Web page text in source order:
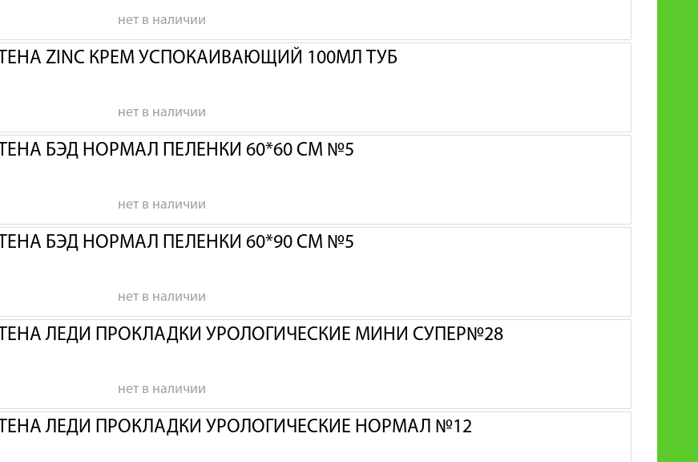
нет в наличии
ТЕНА ZINC КРЕМ УСПОКАИВАЮЩИЙ 100МЛ ТУБ
нет в наличии
ТЕНА БЭД НОРМАЛ ПЕЛЕНКИ 60*60 СМ №5
нет в наличии
ТЕНА БЭД НОРМАЛ ПЕЛЕНКИ 60*90 СМ №5
нет в наличии
ТЕНА ЛЕДИ ПРОКЛАДКИ УРОЛОГИЧЕСКИЕ МИНИ СУПЕР№28
нет в наличии
ТЕНА ЛЕДИ ПРОКЛАДКИ УРОЛОГИЧЕСКИЕ НОРМАЛ №12